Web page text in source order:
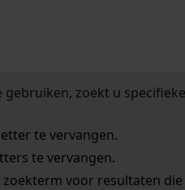
zoekt u
te vervangen.
te vervangen.
voor resultaten die